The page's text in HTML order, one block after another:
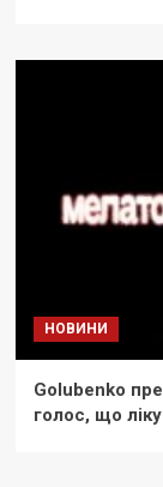
НОВИНИ
Golubenko
голос, що